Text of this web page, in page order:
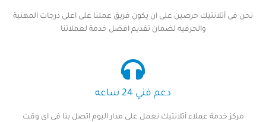
نحن فى أتلانتيك حرصين على ان يكون فريق عملنا على اعلى درجات المهنية
والحرفيه لضمان تقديم افضل خدمة لعملائنا
دعم فني 24 ساعه
مركز خدمة عملاء أتلانتيك نعمل على مدار اليوم اتصل بنا فى اى وقت